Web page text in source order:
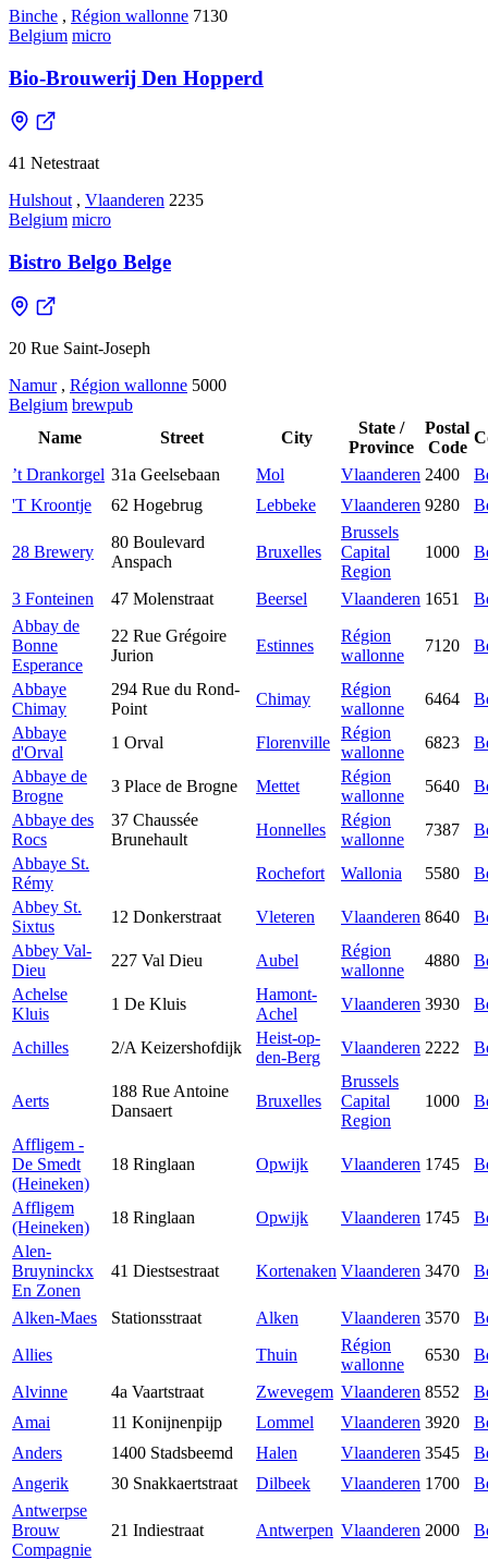
Binche , Région wallonne 7130
Belgium micro
Bio-Brouwerij Den Hopperd
41 Netestraat
Hulshout , Vlaanderen 2235
Belgium micro
Bistro Belgo Belge
20 Rue Saint-Joseph
Namur , Région wallonne 5000
Belgium brewpub
Name
Street City
State /
Province
Postal
Code
’t Drankorgel 31a Geelsebaan Mol Vlaanderen 2400
'T Kroontje
62 Hogebrug Lebbeke Vlaanderen 9280
28 Brewery
80 Boulevard
Anspach
Bruxelles
Brussels
Capital
Region
1000
3 Fonteinen 47 Molenstraat Beersel Vlaanderen 1651
Abbay de
Bonne
Esperance
22 Rue Grégoire
Jurion
Estinnes
Région
wallonne
7120
Abbaye
Chimay
294 Rue du Rond-
Point
Chimay
Région
wallonne
6464
Abbaye
d'Orval
1 Orval Florenville
Région
wallonne
6823
Abbaye de
Brogne
3 Place de Brogne Mettet
Région
wallonne
5640
Abbaye des
Rocs
37 Chaussée
Brunehault
Honnelles
Région
wallonne
7387
Abbaye St.
Rémy
Rochefort Wallonia 5580
Abbey St.
Sixtus
12 Donkerstraat Vleteren Vlaanderen 8640
Abbey Val-
Dieu
227 Val Dieu Aubel
Région
wallonne
4880
Achelse
Kluis
1 De Kluis
Hamont-
Achel
Vlaanderen 3930
Achilles 2/A Keizershofdijk
Heist-op-
den-Berg
Vlaanderen 2222
Aerts
188 Rue Antoine
Dansaert
Bruxelles
Brussels
Capital
Region
1000
Affligem -
De Smedt
(Heineken)
18 Ringlaan Opwijk Vlaanderen 1745
Affligem
(Heineken)
18 Ringlaan Opwijk Vlaanderen 1745
Alen-
Bruyninckx
En Zonen
41 Diestsestraat Kortenaken Vlaanderen 3470
Alken-Maes Stationsstraat Alken Vlaanderen 3570
Allies
Thuin
Région
wallonne
6530
Alvinne
4a Vaartstraat Zwevegem Vlaanderen 8552
Amai
11 Konijnenpijp Lommel Vlaanderen 3920
Anders
1400 Stadsbeemd Halen Vlaanderen 3545
Angerik
30 Snakkaertstraat Dilbeek Vlaanderen 1700
Antwerpse
Brouw
Compagnie
21 Indiestraat Antwerpen Vlaanderen 2000